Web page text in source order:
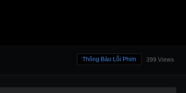
399 Views
Thông Báo Lỗi Phim